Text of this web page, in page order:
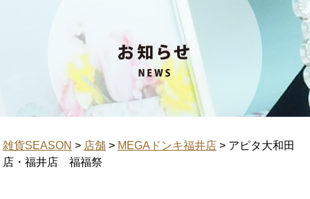
雑貨SEASON > 店舗 > MEGAドンキ福井店 > アピタ大和田
店・福井店 福福祭